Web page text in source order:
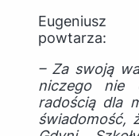
Eugeniusz
powtarza:
– Za swoją
niczego nie
radością dla
świadomość,